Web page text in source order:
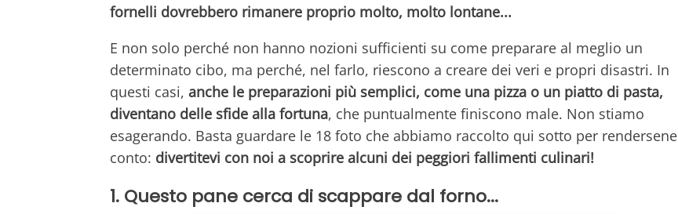
fornelli dovrebbero rimanere proprio molto, molto lontane...
E non solo perché non hanno nozioni sufficienti su come preparare al meglio un
determinato cibo, ma perché, nel farlo, riescono a creare dei veri e propri disastri. In
questi casi, anche le preparazioni più semplici, come una pizza o un piatto di pasta,
diventano delle sfide alla fortuna, che puntualmente finiscono male. Non stiamo
esagerando. Basta guardare le 18 foto che abbiamo raccolto qui sotto per rendersene
conto: divertitevi con noi a scoprire alcuni dei peggiori fallimenti culinari!
1. Questo pane cerca di scappare dal forno...